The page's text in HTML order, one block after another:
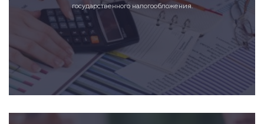
государственного налогообложения.